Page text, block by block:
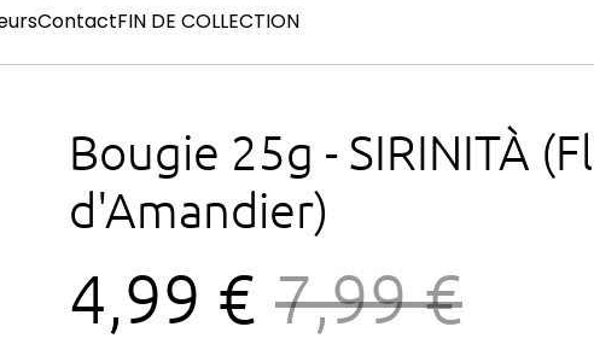
ContactFIN DE COLLECTION
Bougie 25g - SIRINITÀ
d'Amandier)
4,99 € 7,99 €